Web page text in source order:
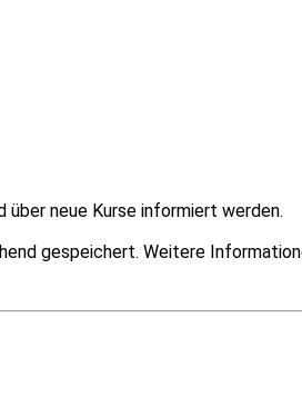
neue Kurse informiert werden.
gespeichert. Weitere